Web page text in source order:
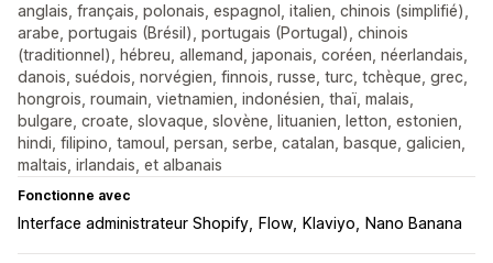
anglais, français, polonais, espagnol, italien, chinois (simplifié),
arabe, portugais (Brésil), portugais (Portugal), chinois
(traditionnel), hébreu, allemand, japonais, coréen, néerlandais,
danois, suédois, norvégien, finnois, russe, turc, tchèque, grec,
hongrois, roumain, vietnamien, indonésien, thaï, malais,
bulgare, croate, slovaque, slovène, lituanien, letton, estonien,
hindi, filipino, tamoul, persan, serbe, catalan, basque, galicien,
maltais, irlandais, et albanais
Fonctionne avec
Interface administrateur Shopify Flow Klaviyo Nano Banana